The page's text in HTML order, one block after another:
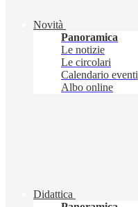
Novità
Panoramica
Le notizie
Le circolari
Calendario eventi
Albo online
Didattica